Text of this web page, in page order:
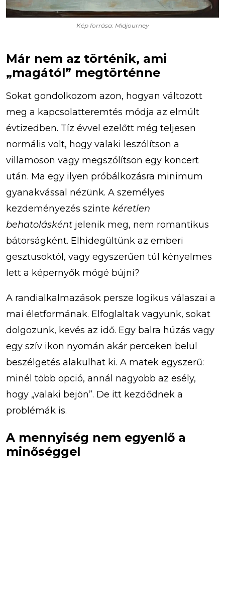
Kép forrása: Midjourney
Már nem az történik, ami
„magától” megtörténne
Sokat gondolkozom azon, hogyan változott
meg a kapcsolatteremtés módja az elmúlt
évtizedben. Tíz évvel ezelőtt még teljesen
normális volt, hogy valaki leszólítson a
villamoson vagy megszólítson egy koncert
után. Ma egy ilyen próbálkozásra minimum
gyanakvással nézünk. A személyes
kezdeményezés szinte kéretlen
behatolásként jelenik meg, nem romantikus
bátorságként. Elhidegültünk az emberi
gesztusoktól, vagy egyszerűen túl kényelmes
lett a képernyők mögé bújni?
A randialkalmazások persze logikus válaszai a
mai életformának. Elfoglaltak vagyunk, sokat
dolgozunk, kevés az idő. Egy balra húzás vagy
egy szív ikon nyomán akár perceken belül
beszélgetés alakulhat ki. A matek egyszerű:
minél több opció, annál nagyobb az esély,
hogy „valaki bejön”. De itt kezdődnek a
problémák is.
A mennyiség nem egyenlő a
minőséggel